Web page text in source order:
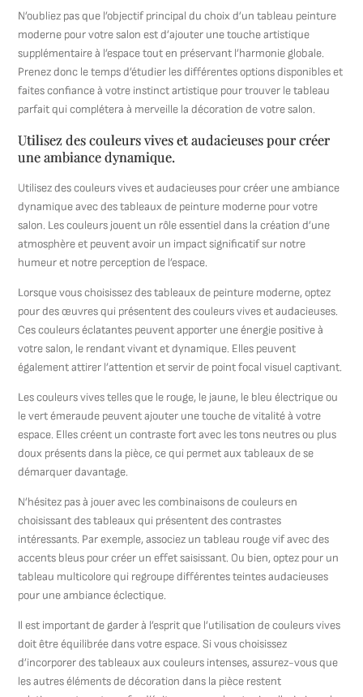
N’oubliez pas que l’objectif principal du choix d’un tableau peinture
moderne pour votre salon est d’ajouter une touche artistique
supplémentaire à l’espace tout en préservant l’harmonie globale.
Prenez donc le temps d’étudier les différentes options disponibles et
faites confiance à votre instinct artistique pour trouver le tableau
parfait qui complétera à merveille la décoration de votre salon.
Utilisez des couleurs vives et audacieuses pour créer
une ambiance dynamique.
Utilisez des couleurs vives et audacieuses pour créer une ambiance
dynamique avec des tableaux de peinture moderne pour votre
salon. Les couleurs jouent un rôle essentiel dans la création d’une
atmosphère et peuvent avoir un impact significatif sur notre
humeur et notre perception de l’espace.
Lorsque vous choisissez des tableaux de peinture moderne, optez
pour des œuvres qui présentent des couleurs vives et audacieuses.
Ces couleurs éclatantes peuvent apporter une énergie positive à
votre salon, le rendant vivant et dynamique. Elles peuvent
également attirer l’attention et servir de point focal visuel captivant.
Les couleurs vives telles que le rouge, le jaune, le bleu électrique ou
le vert émeraude peuvent ajouter une touche de vitalité à votre
espace. Elles créent un contraste fort avec les tons neutres ou plus
doux présents dans la pièce, ce qui permet aux tableaux de se
démarquer davantage.
N’hésitez pas à jouer avec les combinaisons de couleurs en
choisissant des tableaux qui présentent des contrastes
intéressants. Par exemple, associez un tableau rouge vif avec des
accents bleus pour créer un effet saisissant. Ou bien, optez pour un
tableau multicolore qui regroupe différentes teintes audacieuses
pour une ambiance éclectique.
Il est important de garder à l’esprit que l’utilisation de couleurs vives
doit être équilibrée dans votre espace. Si vous choisissez
d’incorporer des tableaux aux couleurs intenses, assurez-vous que
les autres éléments de décoration dans la pièce restent